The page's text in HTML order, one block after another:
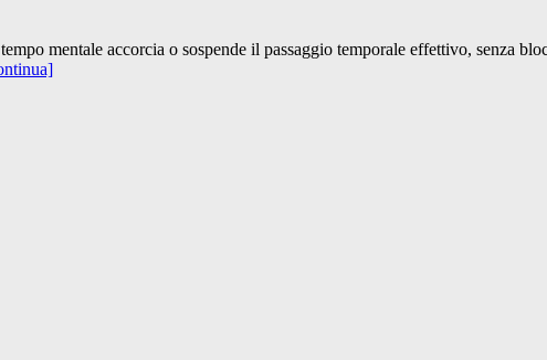
mentale accorcia o sospende il passaggio temporale effettivo, senza